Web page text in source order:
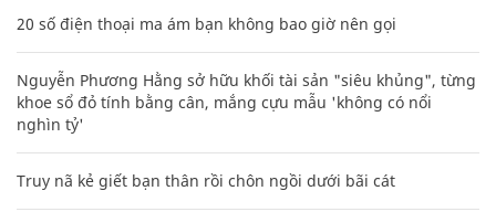
20 số điện thoại ma ám bạn không bao giờ nên gọi
Nguyễn Phương Hằng sở hữu khối tài sản "siêu khủng", từng
khoe sổ đỏ tính bằng cân, mắng cựu mẫu 'không có nổi
nghìn tỷ'
Truy nã kẻ giết bạn thân rồi chôn ngồi dưới bãi cát